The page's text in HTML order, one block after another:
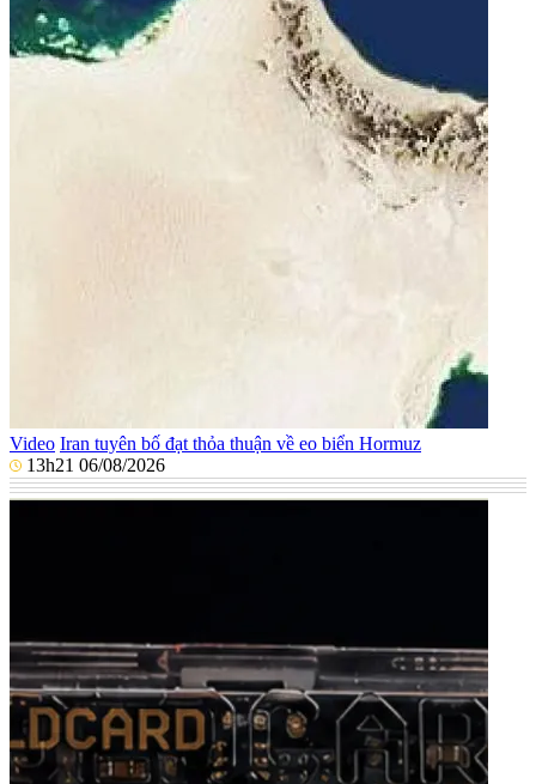
Video Iran tuyên bố đạt thỏa thuận về eo biển Hormuz
13h21 06/08/2026